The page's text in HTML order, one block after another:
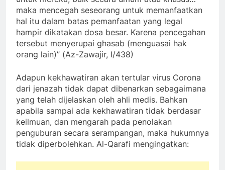
maka mencegah seseorang untuk memanfaatkan
hal itu dalam batas pemanfaatan yang legal
hampir dikatakan dosa besar. Karena pencegahan
tersebut menyerupai ghasab (menguasai hak
orang lain)” (Az-Zawajir, I/438)
Adapun kekhawatiran akan tertular virus Corona
dari jenazah tidak dapat dibenarkan sebagaimana
yang telah dijelaskan oleh ahli medis. Bahkan
apabila sampai ada kekhawatiran tidak berdasar
keilmuan, dan mengarah pada penolakan
penguburan secara serampangan, maka hukumnya
tidak diperbolehkan. Al-Qarafi mengingatkan: